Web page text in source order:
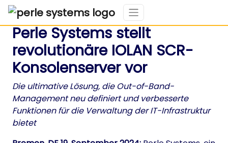
Perle Systems stellt
revolutionäre IOLAN SCR-
Konsolenserver vor
Die ultimative Lösung, die Out-of-Band-
Management neu definiert und verbesserte
Funktionen für die Verwaltung der IT-Infrastruktur
bietet